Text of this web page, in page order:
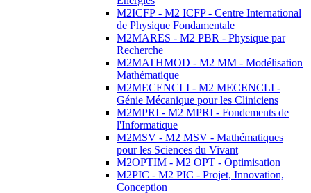
M2ICFP - M2 ICFP - Centre International
de Physique Fondamentale
M2MARES - M2 PBR - Physique par
Recherche
M2MATHMOD - M2 MM - Modélisation
Mathématique
M2MECENCLI - M2 MECENCLI -
Génie Mécanique pour les Cliniciens
M2MPRI - M2 MPRI - Fondements de
l'Informatique
M2MSV - M2 MSV - Mathématiques
pour les Sciences du Vivant
M2OPTIM - M2 OPT - Optimisation
M2PIC - M2 PIC - Projet, Innovation,
Conception